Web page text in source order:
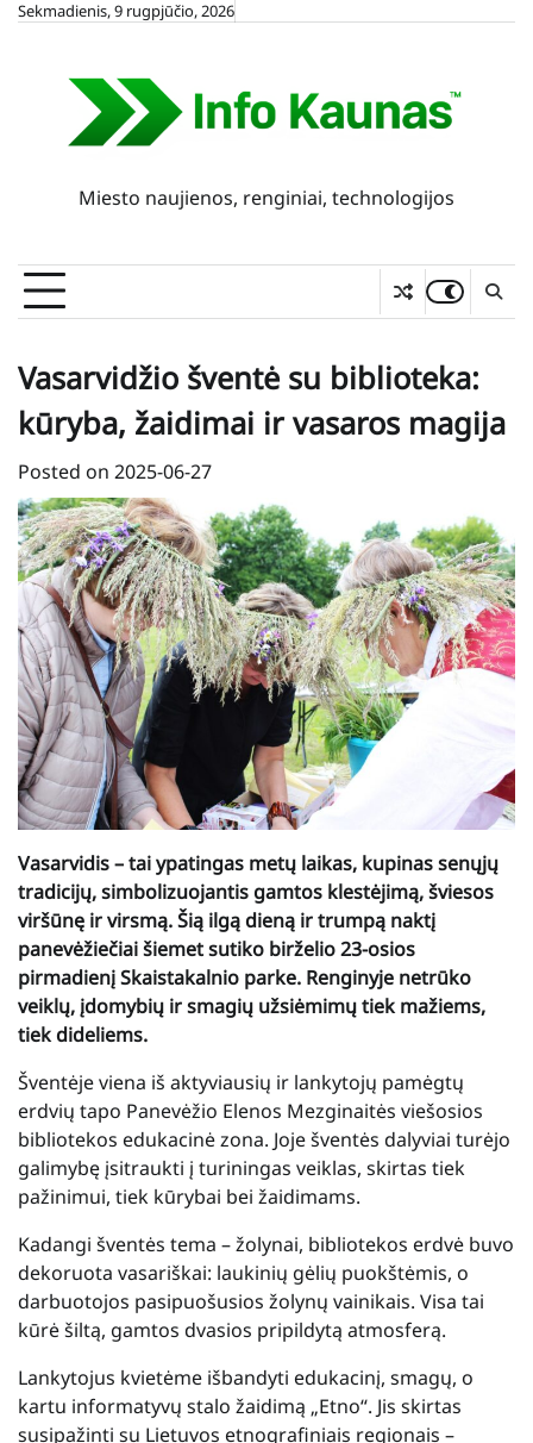
SkipSekmadienis, 9 rugpjūčio, 2026
Miesto naujienos, renginiai, technologijos
Vasarvidžio šventė su biblioteka:
kūryba, žaidimai ir vasaros magija
Posted on 2025-06-27
Vasarvidis – tai ypatingas metų laikas, kupinas senųjų
tradicijų, simbolizuojantis gamtos klestėjimą, šviesos
viršūnę ir virsmą. Šią ilgą dieną ir trumpą naktį
panevėžiečiai šiemet sutiko birželio 23-osios
pirmadienį Skaistakalnio parke. Renginyje netrūko
veiklų, įdomybių ir smagių užsiėmimų tiek mažiems,
tiek dideliems.
Šventėje viena iš aktyviausių ir lankytojų pamėgtų
erdvių tapo Panevėžio Elenos Mezginaitės viešosios
bibliotekos edukacinė zona. Joje šventės dalyviai turėjo
galimybę įsitraukti į turiningas veiklas, skirtas tiek
pažinimui, tiek kūrybai bei žaidimams.
Kadangi šventės tema – žolynai, bibliotekos erdvė buvo
dekoruota vasariškai: laukinių gėlių puokštėmis, o
darbuotojos pasipuošusios žolynų vainikais. Visa tai
kūrė šiltą, gamtos dvasios pripildytą atmosferą.
Lankytojus kvietėme išbandyti edukacinį, smagų, o
kartu informatyvų stalo žaidimą „Etno“. Jis skirtas
susipažinti su Lietuvos etnografiniais regionais –